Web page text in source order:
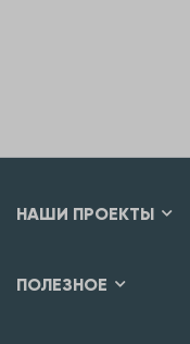
НАШИ ПРОЕКТЫ
ПОЛЕЗНОЕ